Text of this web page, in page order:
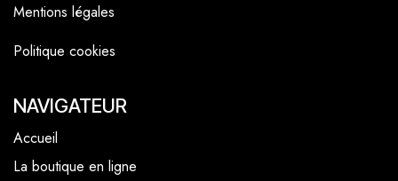
Mentions légales
Politique cookies
NAVIGATEUR
Accueil
La boutique en ligne